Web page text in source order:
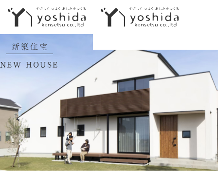
イベント情報
初めての方へ
5つのこだわり
施工事例
新築住宅
性能向上リノベーション
新築住宅
NEW HOUSE